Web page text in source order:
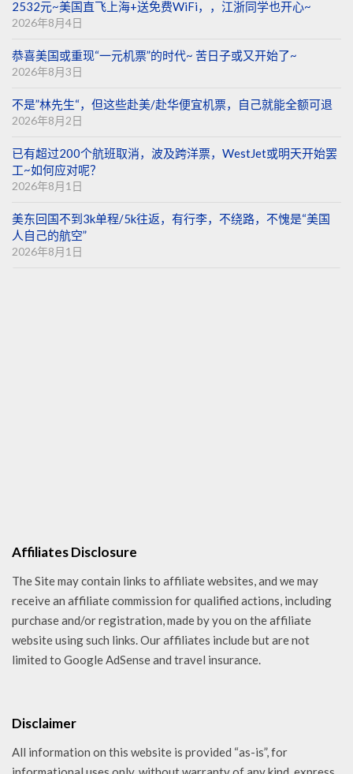
2532元~美国直飞上海+送免费WiFi，，江浙同学也开心~
2026年8月4日
恭喜美国或重现“一元机票”的时代~ 苦日子或又开始了~
2026年8月3日
不是”林先生“，但这些赴美/赴华便宜机票，自己就能全额可退
2026年8月2日
已有超过200个航班取消，波及跨洋票，WestJet或明天开始罢
工~如何应对呢？
2026年8月1日
美东回国不到3k单程/5k往返，有行李，不绕路，不愧是“美国
人自己的航空”
2026年8月1日
Affiliates Disclosure
The Site may contain links to affiliate websites, and we may
receive an affiliate commission for qualified actions, including
purchase and/or registration, made by you on the affiliate
website using such links. Our affiliates include but are not
limited to Google AdSense and travel insurance.
Disclaimer
All information on this website is provided “as-is”, for